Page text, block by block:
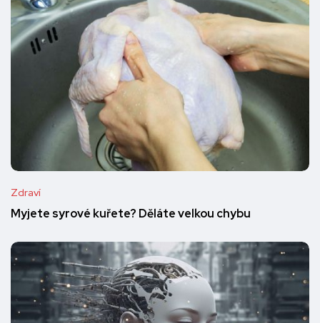
Zdraví
Myjete syrové kuřete? Děláte velkou chybu